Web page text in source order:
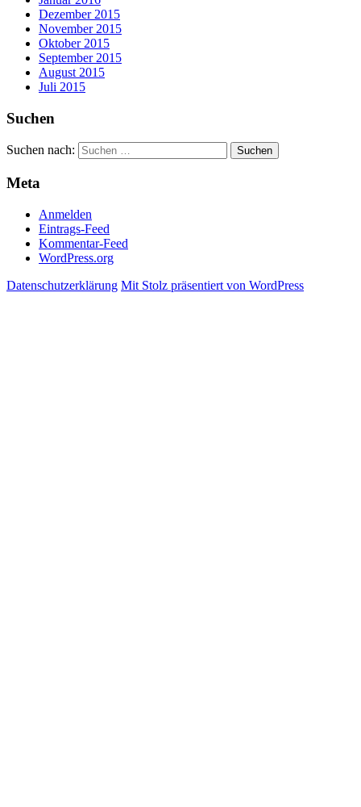
Dezember 2015
November 2015
Oktober 2015
September 2015
August 2015
Juli 2015
Suchen
Suchen nach:
Meta
Anmelden
Eintrags-Feed
Kommentar-Feed
WordPress.org
Datenschutzerklärung Mit Stolz präsentiert von WordPress